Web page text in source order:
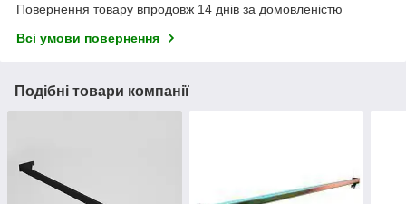
Повернення товару впродовж 14 днів за домовленістю
Всі умови повернення
Подібні товари компанії